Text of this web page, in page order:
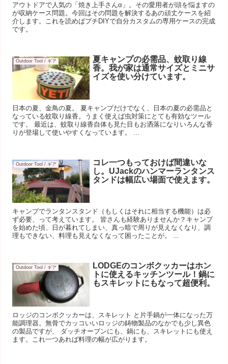
アウトドアで人気の「焼き上手さんα」。その愛用者が頭を悩ますの
が収納ケース問題。今回はその問題を解決するあの頑丈ケースを紹
介します。これを読めばプチDIYで自分カスタムの専用ケースの完成
です。
Outdoor Tool / ギア
夏キャンプの必需品、蚊取り線
香。我が家は通常サイズとミニサ
イズを使い分けています。
日本の夏、金鳥の夏。 夏キャンプだけでなく、日本の夏の必需品と
なっている蚊取り線香。うまく使えば虫対策にとても有効なツール
です。 最近は、蚊取り線香自体も見た目もお洒落になりいろんな香
りが登場して使いやすくなっています。 ...
Outdoor Tool / ギア
コレ一つもっておけば間違いな
し。UJackのハンマーランタンス
タンドは幅広い場面で使えます。
キャンプでランタンスタンド（もしくはそれに相当する機能）は必
ず必要、って考えています。 皆さんも経験ありませんか？キャンプ
を始めた頃、日が暮れてしまい、真っ暗で周りが見えなくなり、調
理もできない、料理も見えなくなって困ったことが。 ...
Outdoor Tool / ギア
LODGEのコンボクッカーはホン
トに使えるキッチンツール！鍋に
もスキレットにもなって超便利。
ロッジのコンボクッカーは、スキレット と片手鍋が一体になった万
能調理器。無骨でカッコいいロッジの鋳物製品のなかでも少し異色
の製品ですが、 ダッチオーブンにも、鍋にも、スキレットにも使え
ます。これ一つあれば料理の幅が広がります。